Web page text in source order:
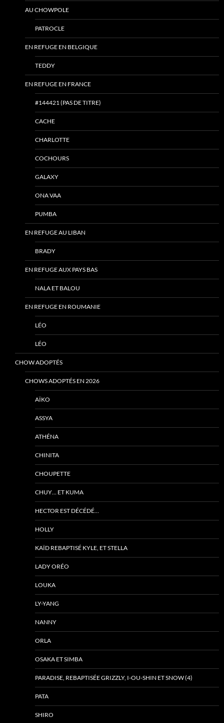
AU CHOWPOLE
PATROCLE
EN REFUGE EN BELGIQUE
TEDDY
EN REFUGE EN FRANCE
#144421 (PAS DE TITRE)
CACHE
CHARLOTTE
COCHOURS
GALAXY
ONA VAA
PUMBA
EN REFUGE AU LIBAN
BRADY
EN REFUGE AUX PAYS BAS
NALA ET BALOU
EN REFUGE EN ROUMANIE
LÉO
LÉO
CHOW ADOPTÉS
CHOWS ADOPTÉS EN 2026
AÏKO
ASSYA
ATHÉNA
CHINITA
CHOUPETTE
CHUY… ET KUMA
HECTOR EST DÉCÉDÉ…
HOLLY
KAÏD REBAPTISÉ KYLE, ET STELLA
LADY ORÉO
LOUKA
LY-YANG
NANNY
ORLA
OSAKA ET SIMBA
PARADISE, REBAPTISÉE GRIZZLY, I-OU-SHIN ET SNOW (4)
PATA
SHIRO